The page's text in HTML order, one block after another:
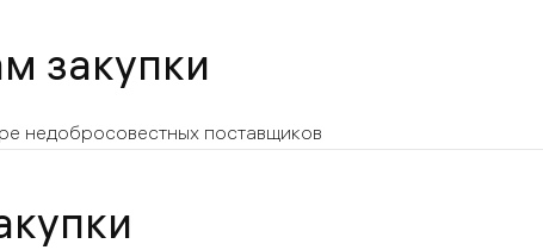
закупки
недобросовестных поставщиков